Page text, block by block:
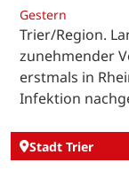
Gestern
Trier/Region.
zunehmender
erstmals in
Infektion
Stadt Trier